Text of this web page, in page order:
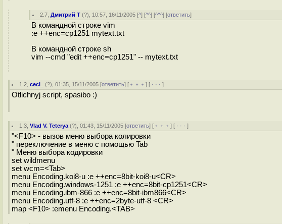
2.7 ,Дмитрий Т (?), 10:57, 16/11/2005 [^] [^^] [^^^] [ответить]
В командной строке vim
:e ++enc=cp1251 mytext.txt
В командной строке sh
vim --cmd "edit ++enc=cp1251" -- mytext.txt
1.2 ,ceci_ (?), 01:35, 15/11/2005 [ответить] [ ﹢﹢﹢] [ · · ·]
Otlichnyj script, spasibo :)
1.3 ,Vlad V. Teterya (?), 01:43, 15/11/2005 [ответить] [ ﹢﹢﹢] [ · · ·]
"<F10> - вызов меню выбора колировки
" переключение в меню с помощью Tab
" Меню выбора кодировки
set wildmenu
set wcm=<Tab>
menu Encoding.koi8-u :e ++enc=8bit-koi8-u<CR>
menu Encoding.windows-1251 :e ++enc=8bit-cp1251<CR>
menu Encoding.ibm-866 :e ++enc=8bit-ibm866<CR>
menu Encoding.utf-8 :e ++enc=2byte-utf-8 <CR>
map <F10> :emenu Encoding.<TAB>